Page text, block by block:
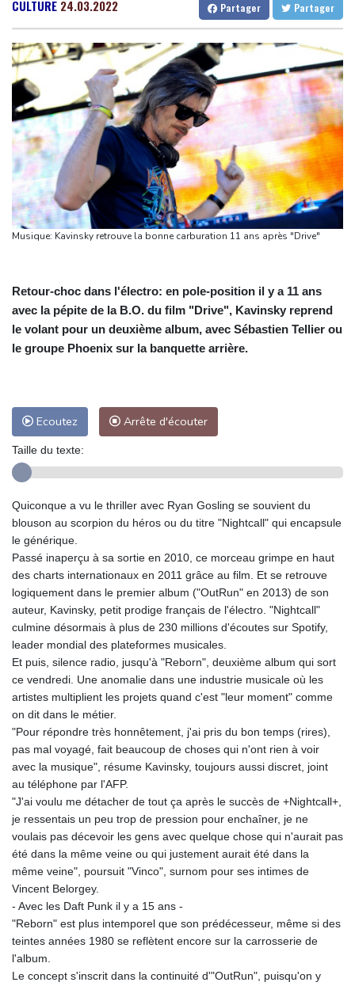
Haiti
30 °C Madagascar
9 °C
Congo
28 °C Cayenne
23 °C
French Guiana
34 °C
Bruxelles
20 °C Vancouver
24 °C
Monte-Carlo
30 °C
Que peut-on attendre du pacte de défense scellé par Ryad,
Ankara et Islamabad?
Foot: le père et agent de Lionel Messi décède à l'âge de 68 ans
Hongrie : le "juge qui a dit non" à Orban choisi par le camp
Magyar pour devenir président
Euro de natation: Léon Marchand forfait sur les 200 et 400 m
quatre nages
Angleterre: le milieu brésilien Bruno Guimaraes rejoint Arsenal
Tour de France: la lauréate sortante Pauline Ferrand-Prévot
abandonne avant la 8e étape
CULTURE 24.03.2022 Partager Partager
Musique: Kavinsky retrouve la bonne carburation 11 ans après "Drive"
Retour-choc dans l'électro: en pole-position il y a 11 ans
avec la pépite de la B.O. du film "Drive", Kavinsky reprend
le volant pour un deuxième album, avec Sébastien Tellier ou
le groupe Phoenix sur la banquette arrière.
Ecoutez Arrête d'écouter
Taille du texte:
Quiconque a vu le thriller avec Ryan Gosling se souvient du
blouson au scorpion du héros ou du titre "Nightcall" qui encapsule
le générique.
Passé inaperçu à sa sortie en 2010, ce morceau grimpe en haut
des charts internationaux en 2011 grâce au film. Et se retrouve
logiquement dans le premier album ("OutRun" en 2013) de son
auteur, Kavinsky, petit prodige français de l'électro. "Nightcall"
culmine désormais à plus de 230 millions d'écoutes sur Spotify,
leader mondial des plateformes musicales.
Et puis, silence radio, jusqu'à "Reborn", deuxième album qui sort
ce vendredi. Une anomalie dans une industrie musicale où les
artistes multiplient les projets quand c'est "leur moment" comme
on dit dans le métier.
"Pour répondre très honnêtement, j'ai pris du bon temps (rires),
pas mal voyagé, fait beaucoup de choses qui n'ont rien à voir
avec la musique", résume Kavinsky, toujours aussi discret, joint
au téléphone par l'AFP.
"J'ai voulu me détacher de tout ça après le succès de +Nightcall+,
je ressentais un peu trop de pression pour enchaîner, je ne
voulais pas décevoir les gens avec quelque chose qui n'aurait pas
été dans la même veine ou qui justement aurait été dans la
même veine", poursuit "Vinco", surnom pour ses intimes de
Vincent Belorgey.
- Avec les Daft Punk il y a 15 ans -
"Reborn" est plus intemporel que son prédécesseur, même si des
teintes années 1980 se reflètent encore sur la carrosserie de
l'album.
Le concept s'inscrit dans la continuité d'"OutRun", puisqu'on y